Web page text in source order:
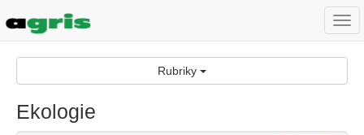
Rubriky
Ekologie